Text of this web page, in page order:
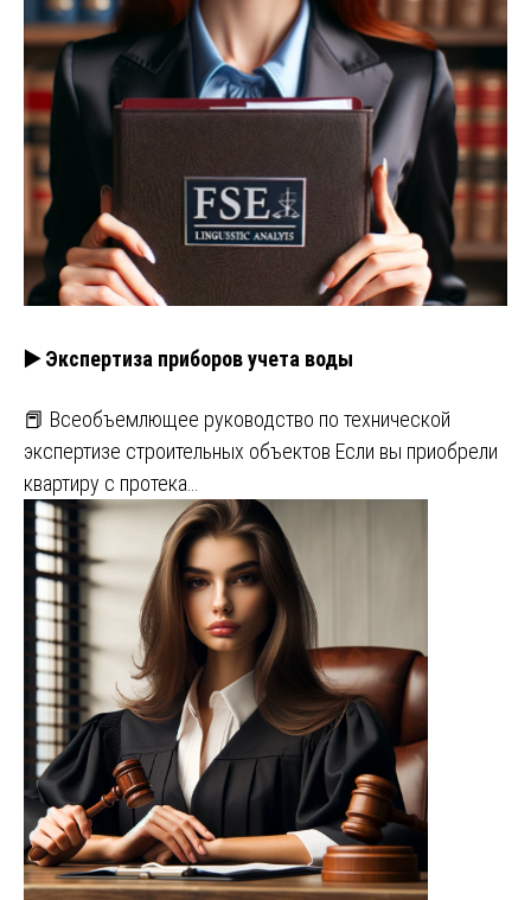
▶️ Экспертиза приборов учета воды
📕 Всеобъемлющее руководство по технической
экспертизе строительных объектов Если вы приобрели
квартиру с протека…